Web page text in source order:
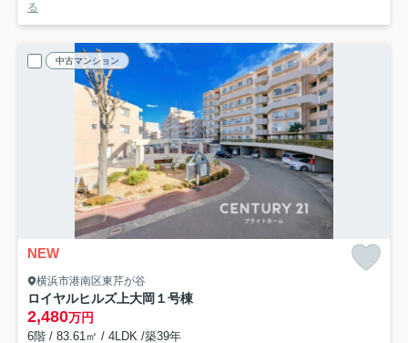
る
中古マンション
NEW
横浜市港南区東芹が谷
ロイヤルヒルズ上大岡１号棟
2,480万円
6階 / 83.61㎡ / 4LDK /築39年